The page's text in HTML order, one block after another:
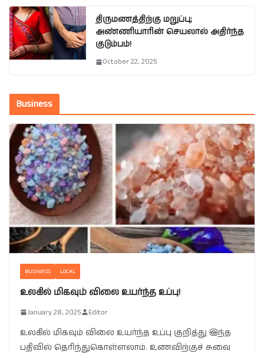
திருமணத்திற்கு மறுப்பு;
அண்ணியாரின் செயலால் அதிர்ந்த
குடும்பம்!
October 22, 2025
Business
BUSINESS LOCAL
உலகில் மிகவும் விலை உயர்ந்த உப்பு!
January 28, 2025 Editor
உலகில் மிகவும் விலை உயர்ந்த உப்பு குறித்து இந்த
பதிவில் தெரிந்துகொள்ளலாம். உணவிற்குச் சுவை